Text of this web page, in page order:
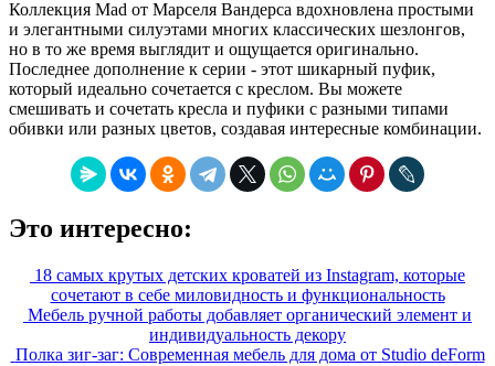
Коллекция Mad от Марселя Вандерса вдохновлена простыми
и элегантными силуэтами многих классических шезлонгов,
но в то же время выглядит и ощущается оригинально.
Последнее дополнение к серии - этот шикарный пуфик,
который идеально сочетается с креслом. Вы можете
смешивать и сочетать кресла и пуфики с разными типами
обивки или разных цветов, создавая интересные комбинации.
Это интересно:
18 самых крутых детских кроватей из Instagram, которые
сочетают в себе миловидность и функциональность
Мебель ручной работы добавляет органический элемент и
индивидуальность декору
Полка зиг-заг: Современная мебель для дома от Studio deForm